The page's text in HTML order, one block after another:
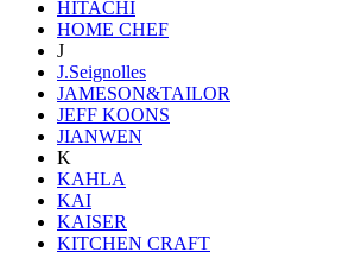
HITACHI
HOME CHEF
J
J.Seignolles
JAMESON&TAILOR
JEFF KOONS
JIANWEN
K
KAHLA
KAI
KAISER
KITCHEN CRAFT